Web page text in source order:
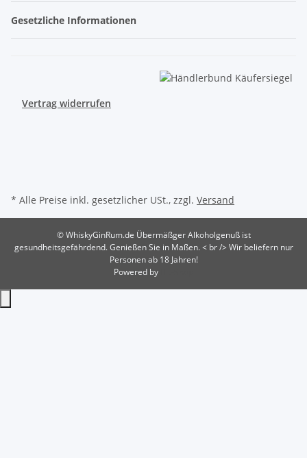
Gesetzliche Informationen
Vertrag widerrufen
* Alle Preise inkl. gesetzlicher USt., zzgl. Versand
© WhiskyGinRum.de Übermäßger Alkoholgenuß ist
gesundheitsgefährdend. Genießen Sie in Maßen. < br /> Wir beliefern nur
Personen ab 18 Jahren!
Powered by